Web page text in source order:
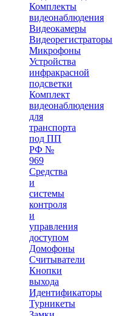
Комплекты
видеонаблюдения
Видеокамеры
Видеорегистраторы
Микрофоны
Устройства
инфракрасной
подсветки
Комплект
видеонаблюдения
для
транспорта
под ПП
РФ №
969
Средства
и
системы
контроля
и
управления
доступом
Домофоны
Считыватели
Кнопки
выхода
Идентификаторы
Турникеты